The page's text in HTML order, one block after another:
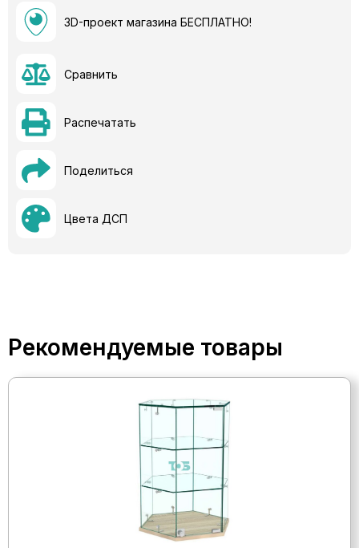
3D-проект магазина БЕСПЛАТНО!
Сравнить
Распечатать
Поделиться
Цвета ДСП
Рекомендуемые товары